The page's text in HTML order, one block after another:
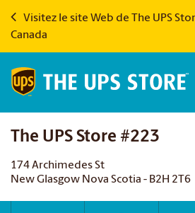
Visitez le site Web de The UPS
Canada
The UPS Store #223
174 Archimedes St
New Glasgow Nova Scotia - B2H 2T6